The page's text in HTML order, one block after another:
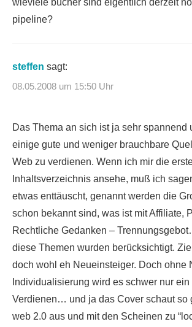
wieviele bücher sind eigentlich derzeit
pipeline?
steffen sagt:
08.05.2008 um 15:50 Uhr
Das Thema an sich ist ja sehr spannend
einige gute und weniger brauchbare
Web zu verdienen. Wenn ich mir die
Inhaltsverzeichnis ansehe, muß ich
etwas enttäuscht, genannt werden die
schon bekannt sind, was ist mit Affiliate,
Rechtliche Gedanken –
diese Themen wurden berücksichtigt.
doch wohl eh Neueinsteiger. Doch ohne
Individualisierung wird es schwer nur
Verdienen… und ja das Cover schaut so
web 2.0 aus und mit den Scheinen zu